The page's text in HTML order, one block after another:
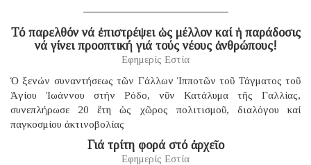
Τό παρελθόν νά ἐπιστρέψει ὡς μέλλον καί ἡ παράδοσις
νά γίνει προοπτική γιά τούς νέους ἀνθρώπους!
Εφημερίς Εστία
Ὁ ξενών συναντήσεως τῶν Γάλλων Ἱπποτῶν τοῦ Τάγματος τοῦ
Ἁγίου Ἰωάννου στήν Ρόδο, νῦν Κατάλυμα τῆς Γαλλίας,
συνεπλήρωσε 20 ἔτη ὡς χῶρος πολιτισμοῦ, διαλόγου καί
παγκοσμίου ἀκτινοβολίας
Γιά τρίτη φορά στό ἀρχεῖο
Εφημερίς Εστία